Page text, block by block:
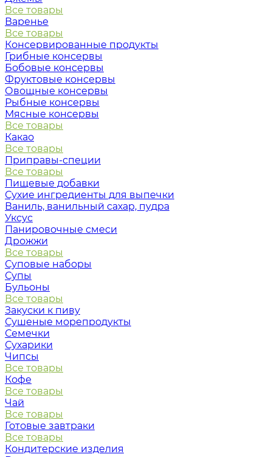
Все товары
Варенье
Все товары
Консервированные продукты
Грибные консервы
Бобовые консервы
Фруктовые консервы
Овощные консервы
Рыбные консервы
Мясные консервы
Все товары
Какао
Все товары
Приправы-специи
Все товары
Пищевые добавки
Сухие ингредиенты для выпечки
Ваниль, ванильный сахар, пудра
Уксус
Панировочные смеси
Дрожжи
Все товары
Суповые наборы
Супы
Бульоны
Все товары
Закуски к пиву
Сушеные морепродукты
Семечки
Сухарики
Чипсы
Все товары
Кофе
Все товары
Чай
Все товары
Готовые завтраки
Все товары
Кондитерские изделия